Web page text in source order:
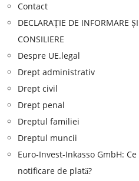
Contact
DECLARAȚIE DE INFORMARE
CONSILIERE
Despre UE.legal
Drept administrativ
Drept civil
Drept penal
Dreptul familiei
Dreptul muncii
Euro-Invest-Inkasso GmbH:
notificare de plată?